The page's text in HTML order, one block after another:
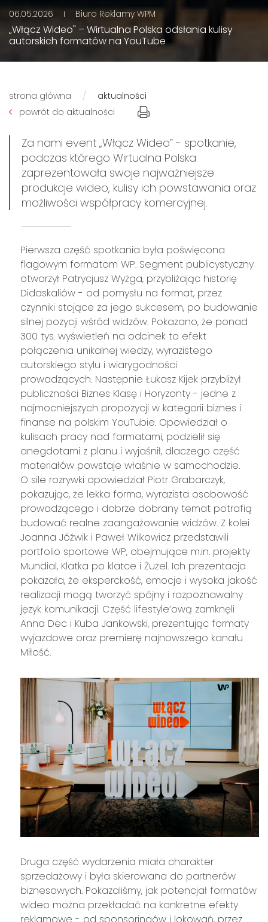
06.05.2026 Biuro Reklamy WPM
„Włącz Wideo" – Wirtualna Polska odsłania kulisy
autorskich formatów na YouTube
strona główna
aktualności
powrót do aktualności
Za nami event „Włącz Wideo” - spotkanie,
podczas którego Wirtualna Polska
zaprezentowała swoje najważniejsze
produkcje wideo, kulisy ich powstawania oraz
możliwości współpracy komercyjnej.
Pierwsza część spotkania była poświęcona
flagowym formatom WP. Segment publicystyczny
otworzył Patrycjusz Wyżga, przybliżając historię
Didaskaliów - od pomysłu na format, przez
czynniki stojące za jego sukcesem, po budowanie
silnej pozycji wśród widzów. Pokazano, że ponad
300 tys. wyświetleń na odcinek to efekt
połączenia unikalnej wiedzy, wyrazistego
autorskiego stylu i wiarygodności
prowadzących. Następnie Łukasz Kijek przybliżył
publiczności Biznes Klasę i Horyzonty - jedne z
najmocniejszych propozycji w kategorii biznes i
finanse na polskim YouTubie. Opowiedział o
kulisach pracy nad formatami, podzielił się
anegdotami z planu i wyjaśnił, dlaczego część
materiałów powstaje właśnie w samochodzie.
O sile rozrywki opowiedział Piotr Grabarczyk,
pokazując, że lekka forma, wyrazista osobowość
prowadzącego i dobrze dobrany temat potrafią
budować realne zaangażowanie widzów. Z kolei
Joanna Jóźwik i Paweł Wilkowicz przedstawili
portfolio sportowe WP, obejmujące m.in. projekty
Mundial, Klatka po klatce i Żużel. Ich prezentacja
pokazała, że eksperckość, emocje i wysoka jakość
realizacji mogą tworzyć spójny i rozpoznawalny
język komunikacji. Część lifestyle’ową zamknęli
Anna Dec i Kuba Jankowski, prezentując formaty
wyjazdowe oraz premierę najnowszego kanału
Miłość.
Druga część wydarzenia miała charakter
sprzedażowy i była skierowana do partnerów
biznesowych. Pokazaliśmy, jak potencjał formatów
wideo można przekładać na konkretne efekty